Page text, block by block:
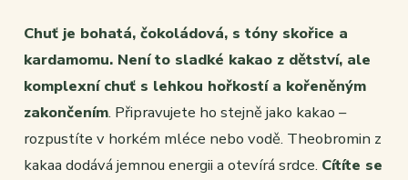
Chuť je bohatá, čokoládová, s tóny skořice a
kardamomu. Není to sladké kakao z dětství, ale
komplexní chuť s lehkou hořkostí a kořeněným
zakončením. Připravujete ho stejně jako kakao –
rozpustíte v horkém mléce nebo vodě. Theobromin z
kakaa dodává jemnou energii a otevírá srdce. Cítíte se